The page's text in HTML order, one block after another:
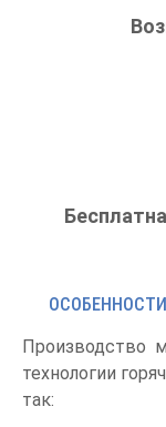
Производство
технологии
так: